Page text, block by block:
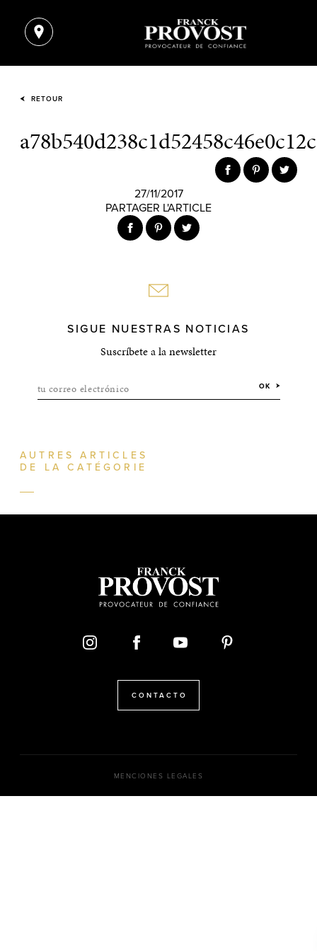
RETOUR
27/11/2017
PARTAGER L'ARTICLE
SIGUE NUESTRAS NOTICIAS
Suscríbete a la newsletter
tu correo electrónico OK
AUTRES ARTICLES
DE LA CATÉGORIE
CONTACTO
MENCIONES LEGALES